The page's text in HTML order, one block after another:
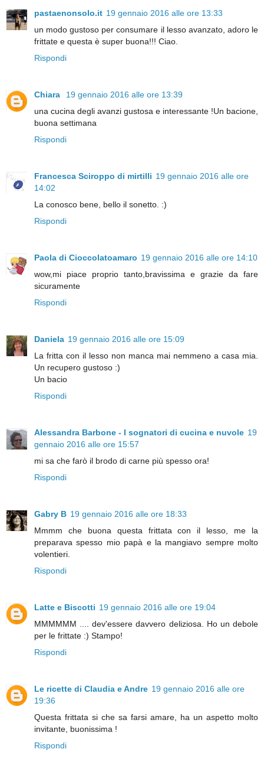
pastaenonsolo.it 19 gennaio 2016 alle ore 13:33
un modo gustoso per consumare il lesso avanzato, adoro le
frittate e questa è super buona!!! Ciao.
Rispondi
Chiara
19 gennaio 2016 alle ore 13:39
una cucina degli avanzi gustosa e interessante !Un bacione,
buona settimana
Rispondi
Francesca Sciroppo di mirtilli 19 gennaio 2016 alle ore
14:02
La conosco bene, bello il sonetto. :)
Rispondi
Paola di Cioccolatoamaro 19 gennaio 2016 alle ore 14:10
wow,mi piace proprio tanto,bravissima e grazie da fare
sicuramente
Rispondi
Daniela 19 gennaio 2016 alle ore 15:09
La fritta con il lesso non manca mai nemmeno a casa mia.
Un recupero gustoso :)
Un bacio
Rispondi
Alessandra Barbone - I sognatori di cucina e nuvole 19
gennaio 2016 alle ore 15:57
mi sa che farò il brodo di carne più spesso ora!
Rispondi
Gabry B 19 gennaio 2016 alle ore 18:33
Mmmm che buona questa frittata con il lesso, me la
preparava spesso mio papà e la mangiavo sempre molto
volentieri.
Rispondi
Latte e Biscotti 19 gennaio 2016 alle ore 19:04
MMMMMM .... dev'essere davvero deliziosa. Ho un debole
per le frittate :) Stampo!
Rispondi
Le ricette di Claudia e Andre 19 gennaio 2016 alle ore
19:36
Questa frittata si che sa farsi amare, ha un aspetto molto
invitante, buonissima !
Rispondi